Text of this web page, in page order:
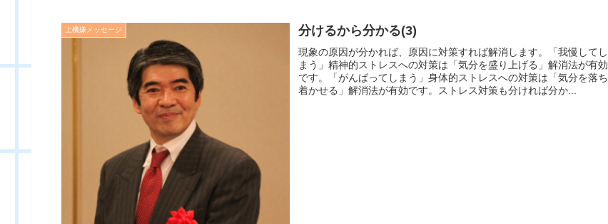
上機嫌メッセージ 分けるから分かる(3)
現象の原因が分かれば、原因に対策すれば解消します。「我慢してし
まう」精神的ストレスへの対策は「気分を盛り上げる」解消法が有効
です。「がんばってしまう」身体的ストレスへの対策は「気分を落ち
着かせる」解消法が有効です。ストレス対策も分ければ分か...